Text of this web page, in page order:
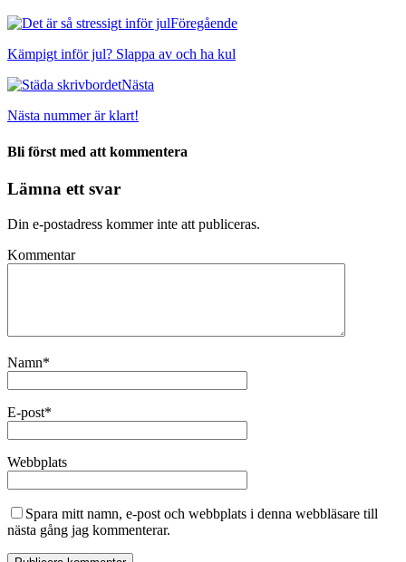
Föregående
Kämpigt inför jul? Slappa av och ha kul
Nästa
Nästa nummer är klart!
Bli först med att kommentera
Lämna ett svar
Din e-postadress kommer inte att publiceras.
Kommentar
Namn*
E-post*
Webbplats
Spara mitt namn, e-post och webbplats i denna webbläsare till
nästa gång jag kommenterar.